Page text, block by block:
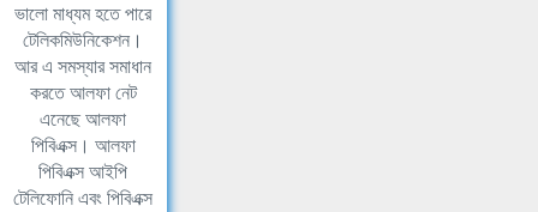
ভালো মাধ্যম হতে পারে
টেলিকমিউনিকেশন।
আর এ সমস্যার সমাধান
করতে আলফা নেট
এনেছে আলফা
পিবিএক্স। আলফা
পিবিএক্স আইপি
টেলিফোনি এবং পিবিএক্স